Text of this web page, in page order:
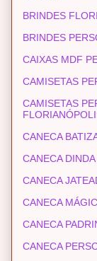
BRINDES
BRINDES
CAIXAS MDF
CAMISETAS
CAMISETAS
CANECA
CANECA
CANECA
CANECA
CANECA
CANECA